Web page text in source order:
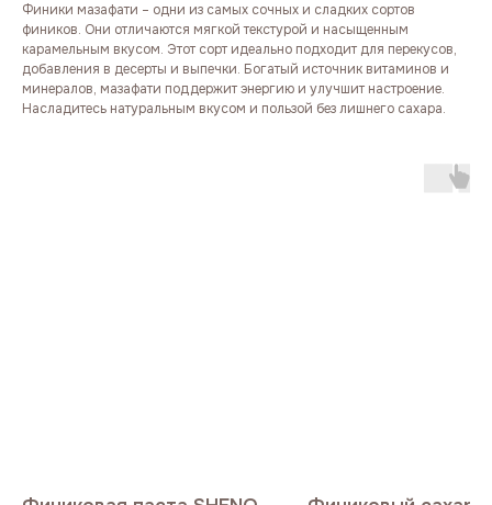
Финики мазафати – одни из самых сочных и сладких сортов
фиников. Они отличаются мягкой текстурой и насыщенным
карамельным вкусом. Этот сорт идеально подходит для перекусов,
добавления в десерты и выпечки. Богатый источник витаминов и
минералов, мазафати поддержит энергию и улучшит настроение.
Насладитесь натуральным вкусом и пользой без лишнего сахара.